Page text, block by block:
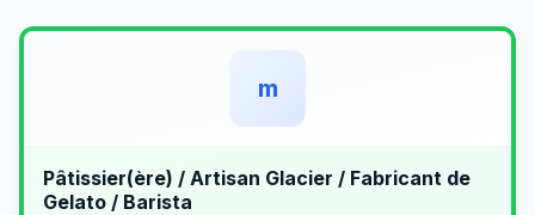
m
Pâtissier(ère) / Artisan Glacier / Fabricant de
Gelato / Barista